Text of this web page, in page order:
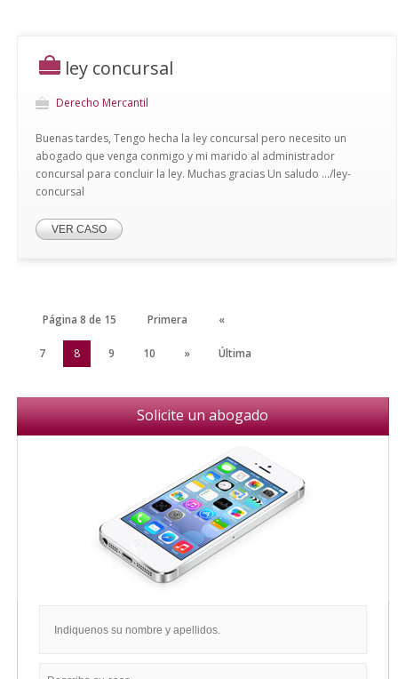
ley concursal
Derecho Mercantil
Buenas tardes, Tengo hecha la ley concursal pero necesito un
abogado que venga conmigo y mi marido al administrador
concursal para concluir la ley. Muchas gracias Un saludo .../ley-
concursal
VER CASO
Página 8 de 15 Primera «
7 8 9 10 » Última
Solicite un abogado